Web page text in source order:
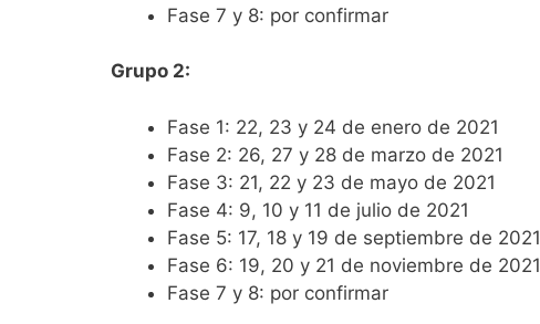
Fase 7 y 8: por confirmar
Grupo 2:
Fase 1: 22, 23 y 24 de enero de 2021
Fase 2: 26, 27 y 28 de marzo de 2021
Fase 3: 21, 22 y 23 de mayo de 2021
Fase 4: 9, 10 y 11 de julio de 2021
Fase 5: 17, 18 y 19 de septiembre de 2021
Fase 6: 19, 20 y 21 de noviembre de 2021
Fase 7 y 8: por confirmar